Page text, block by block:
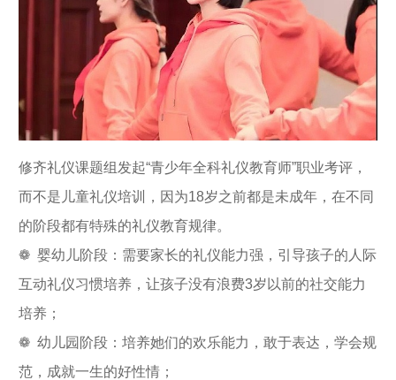
修齐礼仪课题组发起“青少年全科礼仪教育师”职业考评，
而不是儿童礼仪培训，因为18岁之前都是未成年，在不同
的阶段都有特殊的礼仪教育规律。
❁ 婴幼儿阶段：需要家长的礼仪能力强，引导孩子的人际
互动礼仪习惯培养，让孩子没有浪费3岁以前的社交能力
培养；
❁ 幼儿园阶段：培养她们的欢乐能力，敢于表达，学会规
范，成就一生的好性情；